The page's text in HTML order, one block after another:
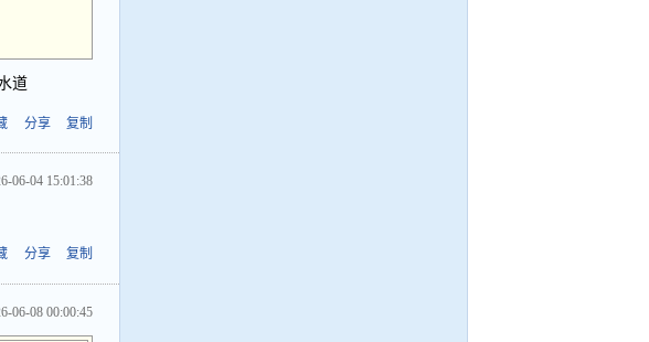
道
分享 复制
06-04 15:01:38
分享 复制
06-08 00:00:45